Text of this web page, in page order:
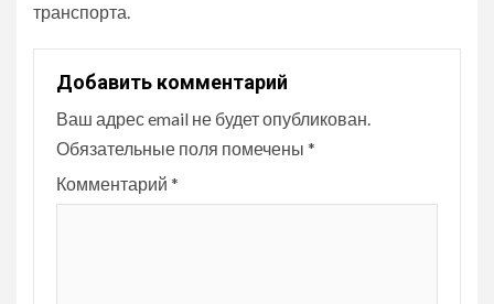
транспорта.
Добавить комментарий
Ваш адрес email не будет опубликован.
Обязательные поля помечены *
Комментарий *